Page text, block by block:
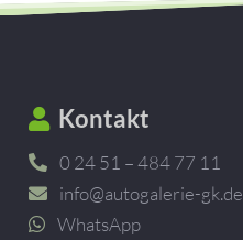
Kontakt
0 24 51 – 484 77 11
info@autogalerie-gk.de
WhatsApp